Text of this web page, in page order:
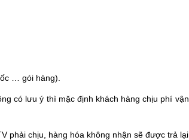
… gói hàng).
có lưu ý thì mặc định khách hàng chịu phí vận
phải chịu, hàng hóa không nhận sẽ được trả lại